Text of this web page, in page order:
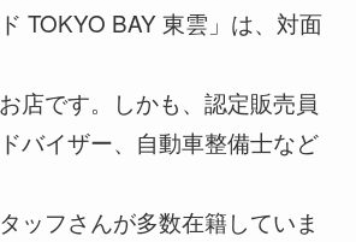
TOKYO BAY 東雲」は、対面
店です。しかも、認定販売員
バイザー、自動車整備士など
ッフさんが多数在籍していま